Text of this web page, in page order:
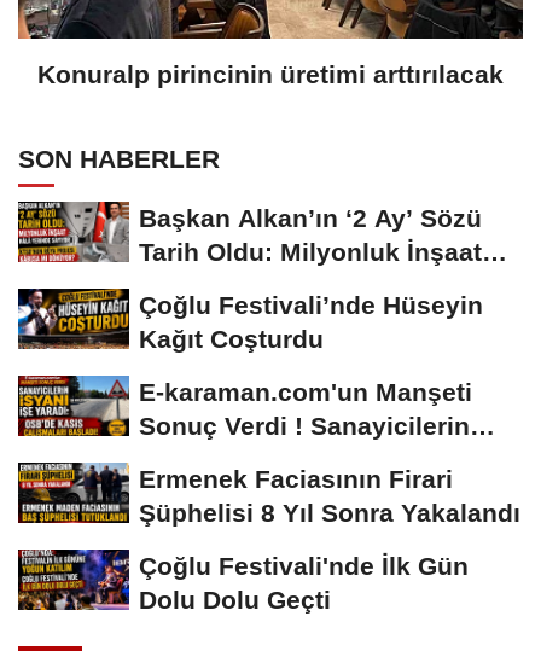
Konuralp pirincinin üretimi arttırılacak
SON HABERLER
Başkan Alkan’ın ‘2 Ay’ Sözü
Tarih Oldu: Milyonluk İnşaat
Çoğlu Festivali’nde Hüseyin
Kağıt Coşturdu
E-karaman.com'un Manşeti
Sonuç Verdi ! Sanayicilerin
Ermenek Faciasının Firari
Şüphelisi 8 Yıl Sonra Yakalandı
Çoğlu Festivali'nde İlk Gün
Dolu Dolu Geçti